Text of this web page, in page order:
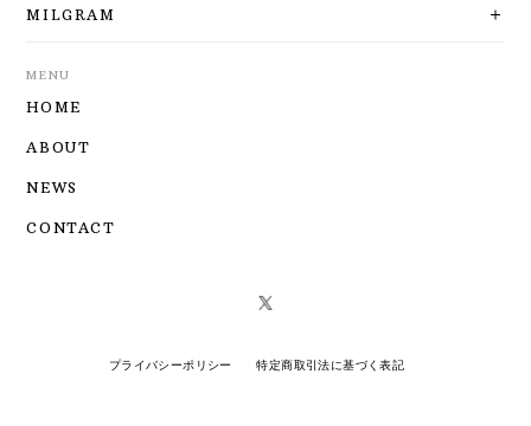
MILGRAM
MENU
HOME
ABOUT
NEWS
CONTACT
プライバシーポリシー 特定商取引法に基づく表記